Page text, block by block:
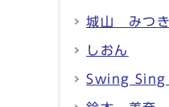
城山 みつき
しおん
Swing Sing